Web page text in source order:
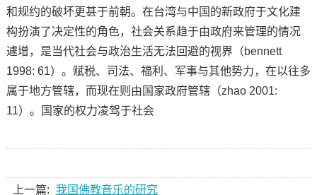
和规约的破坏更甚于前朝。在台湾与中国的新政府于文化建
构扮演了决定性的角色，社会关系趋于由政府来管理的情况
遽增，是当代社会与政治生活无法回避的视界（bennett
1998: 61）。赋税、司法、福利、军事与其他势力，在以往多
属于地方管辖，而现在则由国家政府管辖（zhao 2001:
11）。国家的权力凌驾于社会
上一篇: 我国佛教音乐的研究